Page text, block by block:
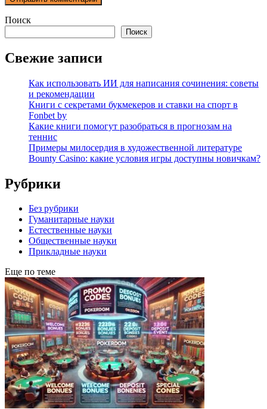
Поиск
Поиск
Свежие записи
Как использовать ИИ для написания сочинения: советы
и рекомендации
Книги с секретами букмекеров и ставки на спорт в
Fonbet by
Какие книги помогут разобраться в прогнозам на
теннис
Примеры милосердия в художественной литературе
Bounty Casino: какие условия игры доступны новичкам?
Рубрики
Без рубрики
Гуманитарные науки
Естественные науки
Общественные науки
Прикладные науки
Еще по теме